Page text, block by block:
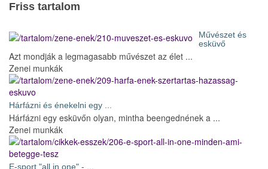
Friss tartalom
Művészet és
esküvő
Azt mondják a legmagasabb művészet az élet ...
Zenei munkák
Hárfázni és énekelni egy ...
Hárfázni egy esküvőn olyan, mintha beengednének a ...
Zenei munkák
E-sport "all in one" - ...